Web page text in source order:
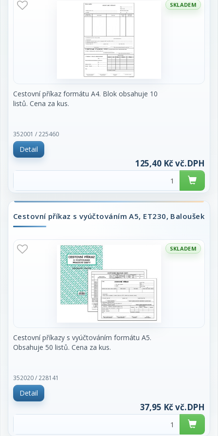
SKLADEM
Cestovní příkaz formátu A4. Blok obsahuje 10
listů. Cena za kus.
352001 / 225460
Detail
125,40 Kč vč.DPH
Cestovní příkaz s vyúčtováním A5, ET230, Baloušek
SKLADEM
Cestovní příkazy s vyúčtováním formátu A5.
Obsahuje 50 listů. Cena za kus.
352020 / 228141
Detail
37,95 Kč vč.DPH